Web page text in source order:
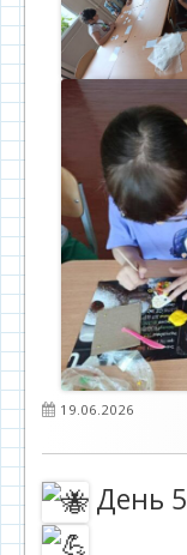
Опубліковано
19.06.2026
День